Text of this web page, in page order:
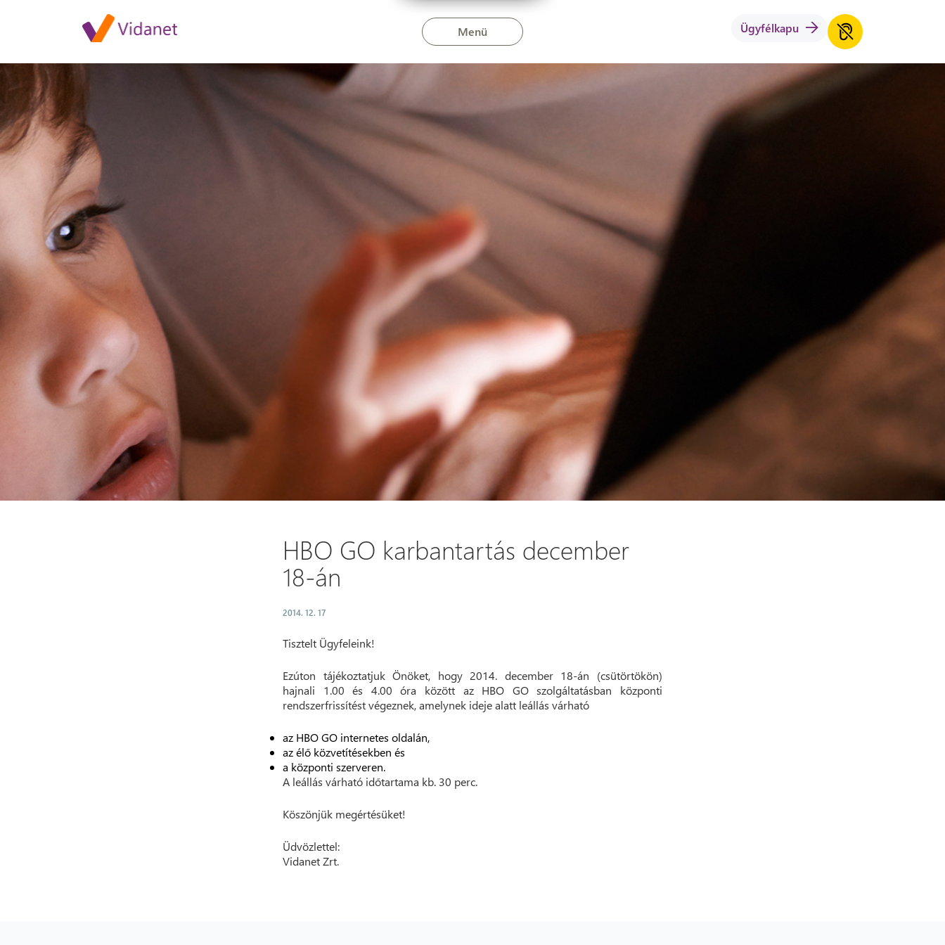
Menü Ügyfélkapu
HBO GO karbantartás december 18-án
HBO GO karbantartás december
18-án
2014. 12. 17
Tisztelt Ügyfeleink!
Ezúton tájékoztatjuk Önöket, hogy 2014. december 18-án (csütörtökön)
hajnali 1.00 és 4.00 óra között az HBO GO szolgáltatásban központi
rendszerfrissítést végeznek, amelynek ideje alatt leállás várható
az HBO GO internetes oldalán,
az élő közvetítésekben és
a központi szerveren.
A leállás várható időtartama kb. 30 perc.
Köszönjük megértésüket!
Üdvözlettel:
Vidanet Zrt.